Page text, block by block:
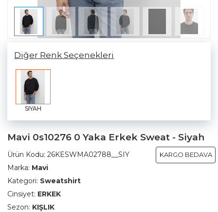
Diğer Renk Seçenekleri
SIYAH
Mavi 0s10276 0 Yaka Erkek Sweat - Siyah
KARGO BEDAVA
Ürün Kodu: 26KESWMA02788__SIY
Marka: Mavi
Kategori: Sweatshirt
Cinsiyet: ERKEK
Sezon: KIŞLIK